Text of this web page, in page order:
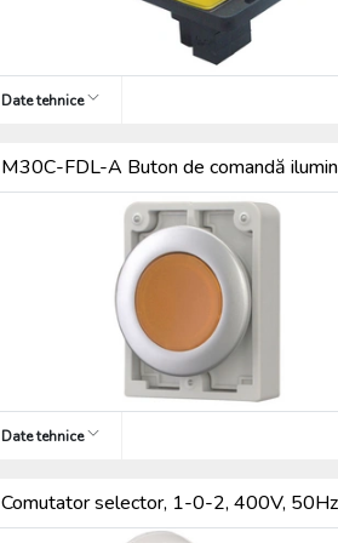
Date tehnice
M30C-FDL-A Buton de comandă
Date tehnice
Comutator selector, 1-0-2, 400V,